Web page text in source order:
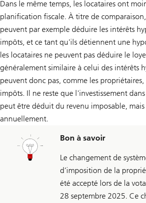
Dans le même temps, les locataires ont
planification fiscale. À titre de
peuvent par exemple déduire les intérêts
impôts, et ce tant qu'ils détiennent une
les locataires ne peuvent pas déduire le
généralement similaire à celui des intérêts
peuvent donc pas, comme les
impôts. Il ne reste que l'investissement
peut être déduit du revenu imposable,
annuellement.
Bon à savoir
Le changement de
d’imposition de la
été accepté lors de la
28 septembre 2025. Ce